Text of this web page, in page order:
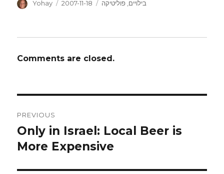
Author
Yohay
Posted
2007-11-18 Categoriesבילויים, פוליטיקה
Comments are closed.
navigation
PREVIOUS
Previous
post:
Only in Israel: Local Beer is
More Expensive